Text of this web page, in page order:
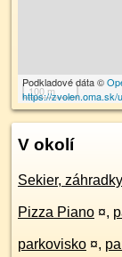
100 m
Podkladové dáta ©
https://zvolen.oma.sk/
V okolí
Sekier, záhradky
Pizza Piano ¤,
parkovisko ¤,